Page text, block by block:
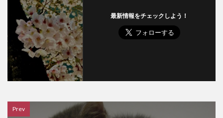
最新情報をチェックしよう！
Prev